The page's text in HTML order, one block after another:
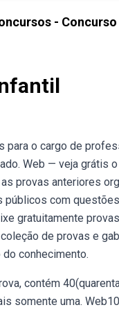
-
o cargo de
Web — veja grátis
provas anteriores
públicos com
gratuitamente
de provas e
conhecimento.
contém
somente uma.